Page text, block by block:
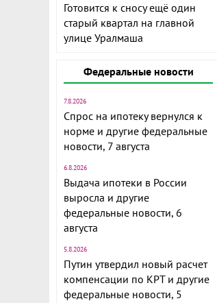
Готовится к сносу ещё один
старый квартал на главной
улице Уралмаша
Федеральные новости
7.8.2026
Спрос на ипотеку вернулся к
норме и другие федеральные
новости, 7 августа
6.8.2026
Выдача ипотеки в России
выросла и другие
федеральные новости, 6
августа
5.8.2026
Путин утвердил новый расчет
компенсации по КРТ и другие
федеральные новости, 5